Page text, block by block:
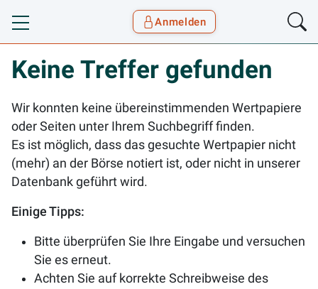
Toggle navigation
Anmelden
Keine Treffer gefunden
Wir konnten keine übereinstimmenden Wertpapiere
oder Seiten unter Ihrem Suchbegriff finden.
Es ist möglich, dass das gesuchte Wertpapier nicht
(mehr) an der Börse notiert ist, oder nicht in unserer
Datenbank geführt wird.
Einige Tipps:
Bitte überprüfen Sie Ihre Eingabe und versuchen
Sie es erneut.
Achten Sie auf korrekte Schreibweise des